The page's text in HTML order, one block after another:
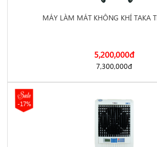
https://dienmayminhan.com/may-lam-mat-
MÁY LÀM MÁT KHÔNG KHÍ TAKA
5,200,000đ
7,300,000đ
-17%